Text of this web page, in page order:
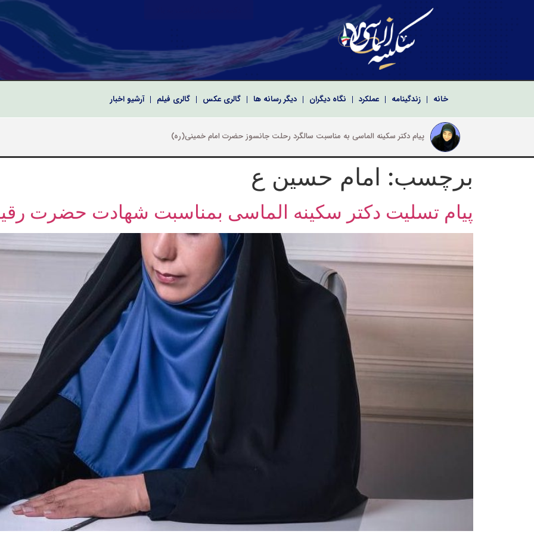
خانه زندگینامه عملکرد نگاه دیگران دیگر رسانه ها گالری عکس گالری فیلم آرشیو اخبار
پیام دک
پیام دکتر سکینه الماسی نماینده ادوار مجلس شورای اسلامی به مناسبت نخستین سالگرد شهدای خدمت
پیام تبریک دکتر سکینه الماسی به مناسبت مراسم تکریم و معارفه فرماندهان سپاه امام صادق(ع) استان بوشهر
پیام تبریک سکینه الماسی به مناسبت سالروز تشکیل سپاه پاسداران انقلاب اسلامی
برچسب: امام حسین ع
پیام تسلیت دکتر سکینه الماسی بمناسبت شهادت حضرت